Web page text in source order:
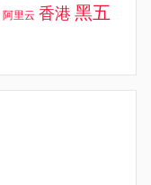
阿里云 香港 黑五